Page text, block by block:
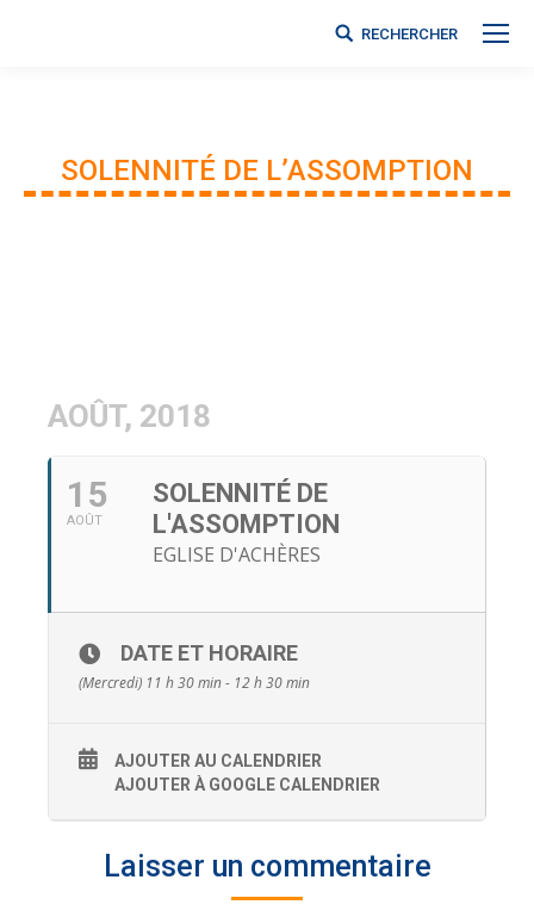
Search:RECHERCHER
SOLENNITÉ DE L’ASSOMPTION
AOÛT, 2018
15
AOÛT
SOLENNITÉ DE
L'ASSOMPTION
EGLISE D'ACHÈRES
DATE ET HORAIRE
(Mercredi) 11 h 30 min - 12 h 30 min
AJOUTER AU CALENDRIER
AJOUTER À GOOGLE CALENDRIER
Laisser un commentaire